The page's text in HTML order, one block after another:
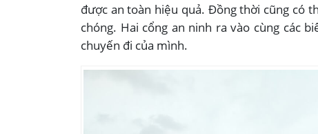
được an toàn hiệu quả. Đồng thời cũng có
chóng. Hai cổng an ninh ra vào cùng các
chuyến đi của mình.